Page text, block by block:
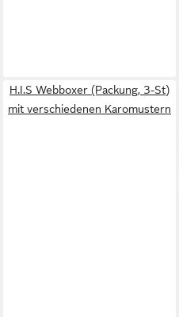
H.I.S Webboxer (Packung, 3-St)
mit verschiedenen Karomustern